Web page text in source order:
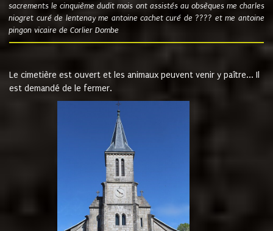
sacrements le cinquième dudit mois ont assistés au obsèques me charles
niogret curé de lentenay me antoine cachet curé de ???? et me antoine
pingon vicaire de Corlier Dombe
Le cimetière est ouvert et les animaux peuvent venir y paître... Il
est demandé de le fermer.